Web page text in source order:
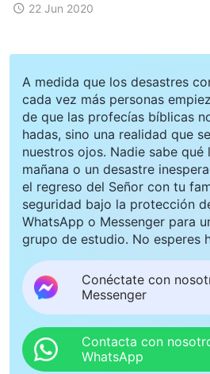
22 Jun 2020
A medida que los desastres
cada vez más personas
de que las profecías bíblicas
hadas, sino una realidad que
nuestros ojos. Nadie sabe qué
mañana o un desastre
el regreso del Señor con tu
seguridad bajo la protección
WhatsApp o Messenger para
grupo de estudio. No esperes
Conéctate con
Messenger
Contacta con
WhatsApp